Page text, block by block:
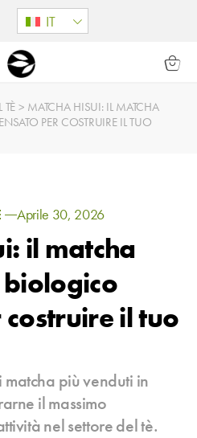
IT
TÈ > MATCHA HISUI: IL MATCHA
PER COSTRUIRE IL TUO
Aprile 30, 2026
il matcha
il tuo
matcha più venduti in
il massimo
nel settore del tè.